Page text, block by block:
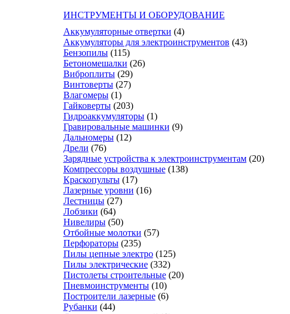
ИНСТРУМЕНТЫ И ОБОРУДОВАНИЕ
Аккумуляторные отвертки (4)
Аккумуляторы для электроинструментов (43)
Бензопилы (115)
Бетономешалки (26)
Виброплиты (29)
Винтоверты (27)
Влагомеры (1)
Гайковерты (203)
Гидроаккумуляторы (1)
Гравировальные машинки (9)
Дальномеры (12)
Дрели (76)
Зарядные устройства к электроинструментам (20)
Компрессоры воздушные (138)
Краскопульты (17)
Лазерные уровни (16)
Лестницы (27)
Лобзики (64)
Нивелиры (50)
Отбойные молотки (57)
Перфораторы (235)
Пилы цепные электро (125)
Пилы электрические (332)
Пистолеты строительные (20)
Пневмоинструменты (10)
Построители лазерные (6)
Рубанки (44)